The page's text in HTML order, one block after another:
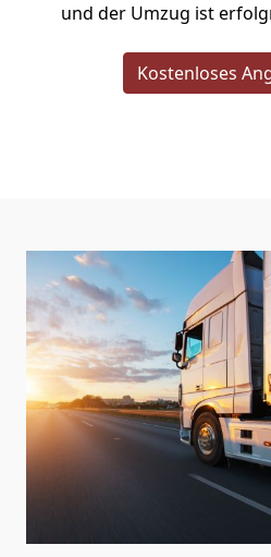
und der Umzug ist
Kostenloses